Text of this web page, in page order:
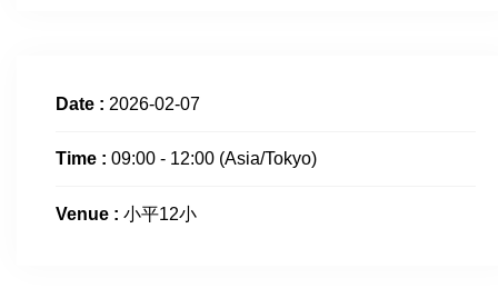
Date : 2026-02-07
Time : 09:00 - 12:00 (Asia/Tokyo)
Venue : 小平12小